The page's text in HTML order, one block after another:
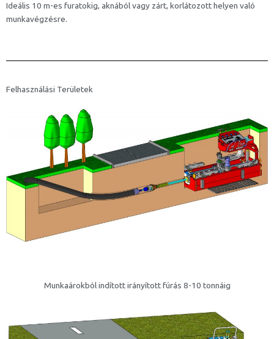
Ideális 10 m-es furatokig, aknából vagy zárt, korlátozott helyen való
munkavégzésre.
Felhasználási Területek
Munkaárokból indított irányított fúrás 8-10 tonnáig